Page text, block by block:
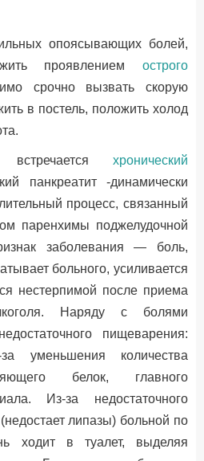
опоясывающих болей,
проявлением острого
срочно вызвать скорую
в постель, положить холод
встречается хронический
панкреатит -динамически
процесс, связанный
паренхимы поджелудочной
заболевания — боль,
больного, усиливается
нестерпимой после приема
Наряду с болями
пищеварения:
уменьшения количества
белок, главного
Из-за недостаточного
липазы) больной по
ходит в туалет, выделяя